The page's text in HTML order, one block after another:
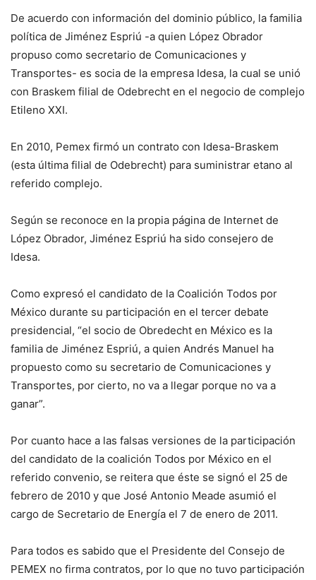
De acuerdo con información del dominio público, la familia
política de Jiménez Espriú -a quien López Obrador
propuso como secretario de Comunicaciones y
Transportes- es socia de la empresa Idesa, la cual se unió
con Braskem filial de Odebrecht en el negocio de complejo
Etileno XXI.
En 2010, Pemex firmó un contrato con Idesa-Braskem
(esta última filial de Odebrecht) para suministrar etano al
referido complejo.
Según se reconoce en la propia página de Internet de
López Obrador, Jiménez Espriú ha sido consejero de
Idesa.
Como expresó el candidato de la Coalición Todos por
México durante su participación en el tercer debate
presidencial, “el socio de Obredecht en México es la
familia de Jiménez Espriú, a quien Andrés Manuel ha
propuesto como su secretario de Comunicaciones y
Transportes, por cierto, no va a llegar porque no va a
ganar”.
Por cuanto hace a las falsas versiones de la participación
del candidato de la coalición Todos por México en el
referido convenio, se reitera que éste se signó el 25 de
febrero de 2010 y que José Antonio Meade asumió el
cargo de Secretario de Energía el 7 de enero de 2011.
Para todos es sabido que el Presidente del Consejo de
PEMEX no firma contratos, por lo que no tuvo participación